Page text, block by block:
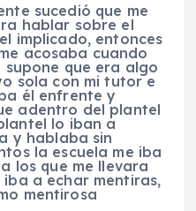
sucedió que me
hablar sobre el
implicado, entonces
acosaba cuando
supone que era algo
sola con mi tutor e
él enfrente y
adentro del plantel
lo iban a
y hablaba sin
la escuela me iba
los que me llevara
a echar mentiras,
mentirosa